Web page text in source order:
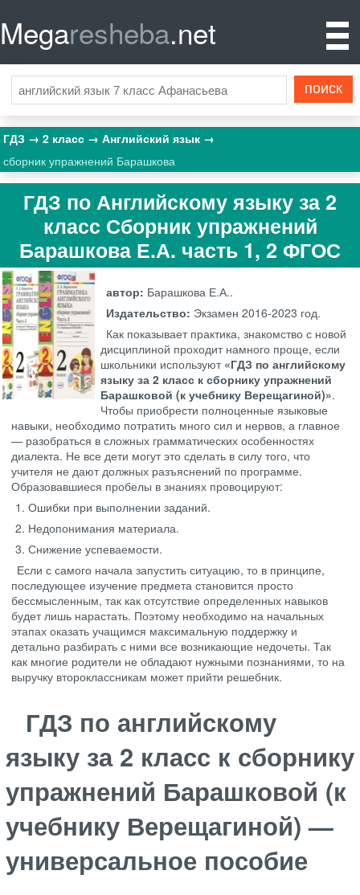
Megaresheba.net
ГДЗ 2 класс
Английский язык
сборник упражнений Барашкова
ГДЗ по Английскому языку за 2
класс Сборник упражнений
Барашкова Е.А. часть 1, 2 ФГОС
автор: Барашкова Е.А..
Издательство: Экзамен 2016-2023 год.
Как показывает практика, знакомство с новой
дисциплиной проходит намного проще, если
школьники используют «ГДЗ по английскому
языку за 2 класс к сборнику упражнений
Барашковой (к учебнику Верещагиной)».
Чтобы приобрести полноценные языковые
навыки, необходимо потратить много сил и нервов, а главное
— разобраться в сложных грамматических особенностях
диалекта. Не все дети могут это сделать в силу того, что
учителя не дают должных разъяснений по программе.
Образовавшиеся пробелы в знаниях провоцируют:
Ошибки при выполнении заданий.
Недопонимания материала.
Снижение успеваемости.
Если с самого начала запустить ситуацию, то в принципе,
последующее изучение предмета становится просто
бессмысленным, так как отсутствие определенных навыков
будет лишь нарастать. Поэтому необходимо на начальных
этапах оказать учащимся максимальную поддержку и
детально разбирать с ними все возникающие недочеты. Так
как многие родители не обладают нужными познаниями, то на
выручку второклассникам может прийти решебник.
ГДЗ по английскому
языку за 2 класс к сборнику
упражнений Барашковой (к
учебнику Верещагиной) —
универсальное пособие